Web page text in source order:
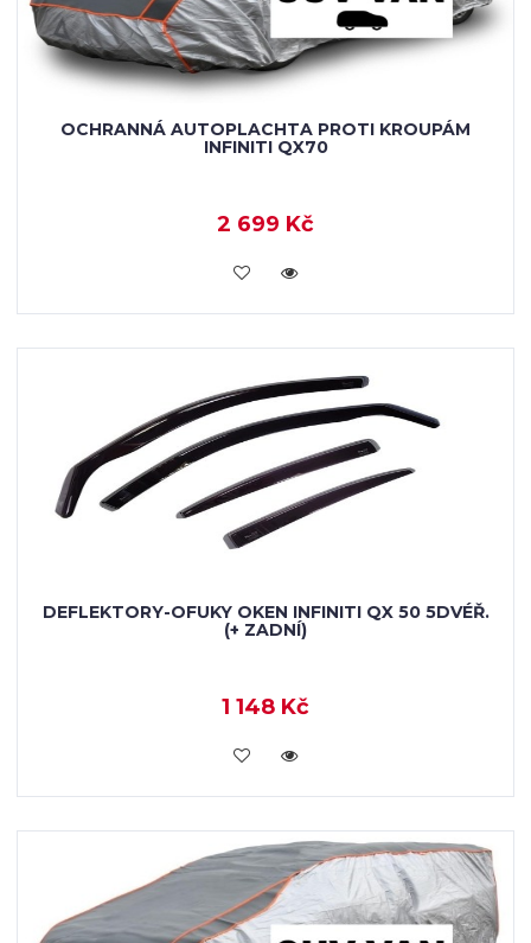
OCHRANNÁ AUTOPLACHTA PROTI KROUPÁM
INFINITI QX70
2 699 Kč
KOUPIT
DEFLEKTORY-OFUKY OKEN INFINITI QX 50 5DVÉŘ.
(+ ZADNÍ)
1 148 Kč
KOUPIT